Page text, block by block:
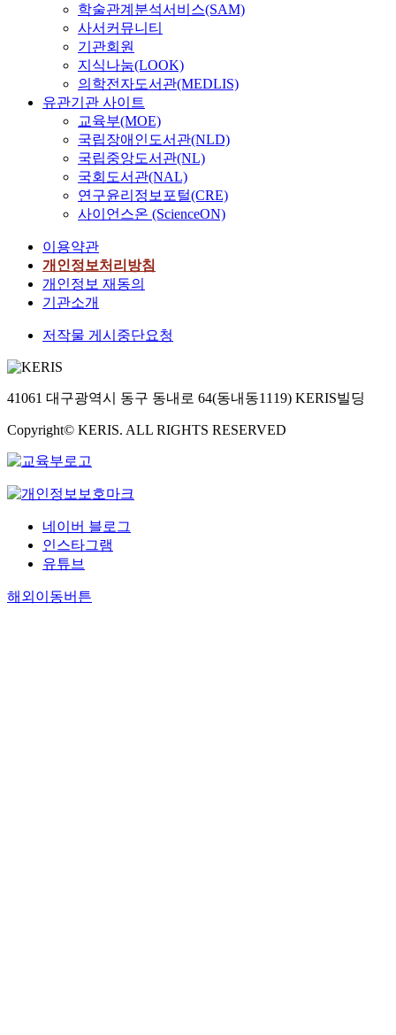
학술관계분석서비스(SAM)
사서커뮤니티
기관회원
지식나눔(LOOK)
의학전자도서관(MEDLIS)
유관기관 사이트
교육부(MOE)
국립장애인도서관(NLD)
국립중앙도서관(NL)
국회도서관(NAL)
연구윤리정보포털(CRE)
사이언스온 (ScienceON)
이용약관
개인정보처리방침
개인정보 재동의
기관소개
저작물 게시중단요청
41061 대구광역시 동구 동내로 64(동내동1119) KERIS빌딩
Copyright© KERIS. ALL RIGHTS RESERVED
네이버 블로그
인스타그램
유튜브
해외이동버튼